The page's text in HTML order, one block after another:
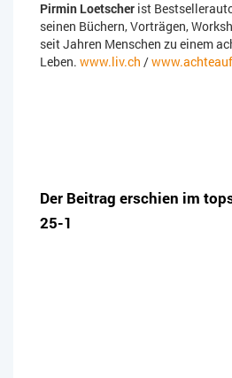
Pirmin Loetscher ist
seinen Büchern, Vorträgen,
seit Jahren Menschen zu einem
Leben. www.liv.ch /
Der Beitrag erschien im
25-1